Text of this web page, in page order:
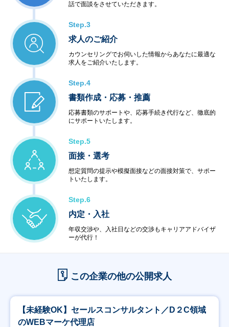
話で面談をさせていただきます。
Step.3
求人のご紹介
カウンセリングでお伺いした情報からあなたに最適な
求人をご紹介いたします。
Step.4
書類作成・応募・推薦
応募書類のサポートや、応募手続き代行など、徹底的
にサポートいたします。
Step.5
面接・選考
想定質問の提示や模擬面接などの面接対策で、サポー
トいたします。
Step.6
内定・入社
年収交渉や、入社日などの交渉もキャリアアドバイザ
ーが代行！
この企業の他の公開求人
【未経験OK】セールスコンサルタント／D２C領域
のWEBマーケ代理店